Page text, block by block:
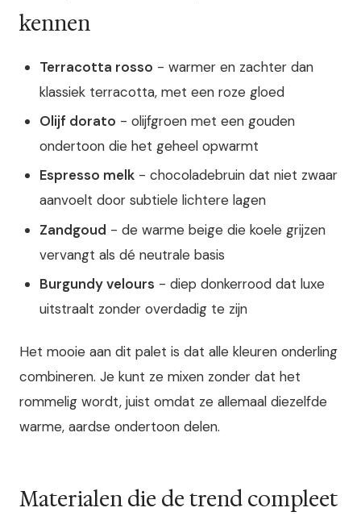
kennen
Terracotta rosso - warmer en zachter dan
klassiek terracotta, met een roze gloed
Olijf dorato - olijfgroen met een gouden
ondertoon die het geheel opwarmt
Espresso melk - chocoladebruin dat niet zwaar
aanvoelt door subtiele lichtere lagen
Zandgoud - de warme beige die koele grijzen
vervangt als dé neutrale basis
Burgundy velours - diep donkerrood dat luxe
uitstraalt zonder overdadig te zijn
Het mooie aan dit palet is dat alle kleuren onderling
combineren. Je kunt ze mixen zonder dat het
rommelig wordt, juist omdat ze allemaal diezelfde
warme, aardse ondertoon delen.
Materialen die de trend compleet